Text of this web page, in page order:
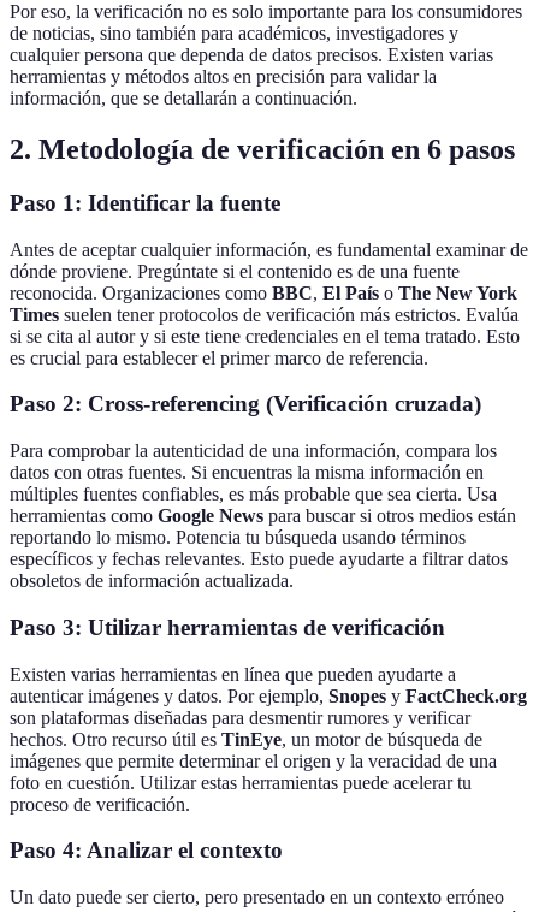
Por eso, la verificación no es solo importante para los consumidores
de noticias, sino también para académicos, investigadores y
cualquier persona que dependa de datos precisos. Existen varias
herramientas y métodos altos en precisión para validar la
información, que se detallarán a continuación.
2. Metodología de verificación en 6 pasos
Paso 1: Identificar la fuente
Antes de aceptar cualquier información, es fundamental examinar de
dónde proviene. Pregúntate si el contenido es de una fuente
reconocida. Organizaciones como BBC, El País o The New York
Times suelen tener protocolos de verificación más estrictos. Evalúa
si se cita al autor y si este tiene credenciales en el tema tratado. Esto
es crucial para establecer el primer marco de referencia.
Paso 2: Cross-referencing (Verificación cruzada)
Para comprobar la autenticidad de una información, compara los
datos con otras fuentes. Si encuentras la misma información en
múltiples fuentes confiables, es más probable que sea cierta. Usa
herramientas como Google News para buscar si otros medios están
reportando lo mismo. Potencia tu búsqueda usando términos
específicos y fechas relevantes. Esto puede ayudarte a filtrar datos
obsoletos de información actualizada.
Paso 3: Utilizar herramientas de verificación
Existen varias herramientas en línea que pueden ayudarte a
autenticar imágenes y datos. Por ejemplo, Snopes y FactCheck.org
son plataformas diseñadas para desmentir rumores y verificar
hechos. Otro recurso útil es TinEye, un motor de búsqueda de
imágenes que permite determinar el origen y la veracidad de una
foto en cuestión. Utilizar estas herramientas puede acelerar tu
proceso de verificación.
Paso 4: Analizar el contexto
Un dato puede ser cierto, pero presentado en un contexto erróneo